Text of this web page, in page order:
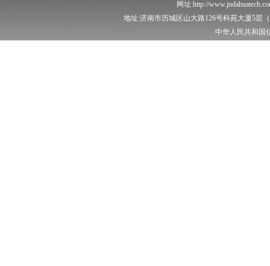
网址:http://
地址:济南市历城区山大路126号科苑大厦5层
中华人民共和国